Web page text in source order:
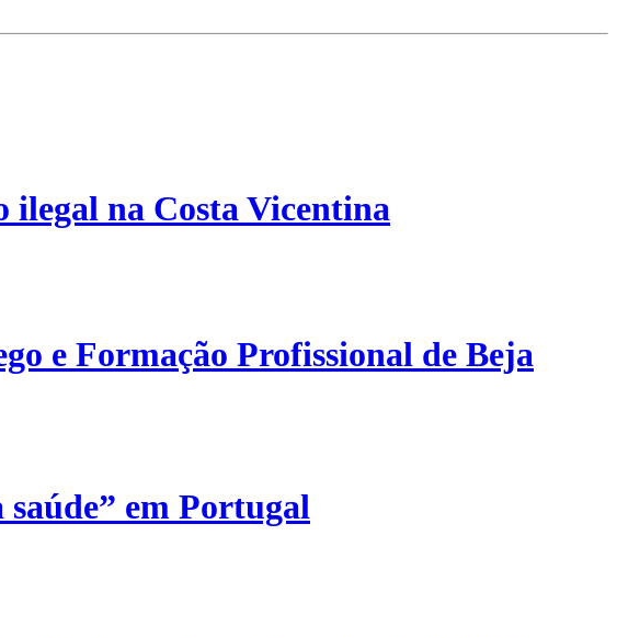
ilegal na Costa Vicentina
e Formação Profissional de Beja
em Portugal